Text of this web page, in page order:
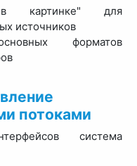
картинке" для
источников
форматов
потоками
система